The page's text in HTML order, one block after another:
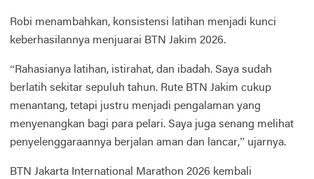
Robi menambahkan, konsistensi latihan menjadi kunci
keberhasilannya menjuarai BTN Jakim 2026.
“Rahasianya latihan, istirahat, dan ibadah. Saya sudah
berlatih sekitar sepuluh tahun. Rute BTN Jakim cukup
menantang, tetapi justru menjadi pengalaman yang
menyenangkan bagi para pelari. Saya juga senang melihat
penyelenggaraannya berjalan aman dan lancar,” ujarnya.
BTN Jakarta International Marathon 2026 kembali